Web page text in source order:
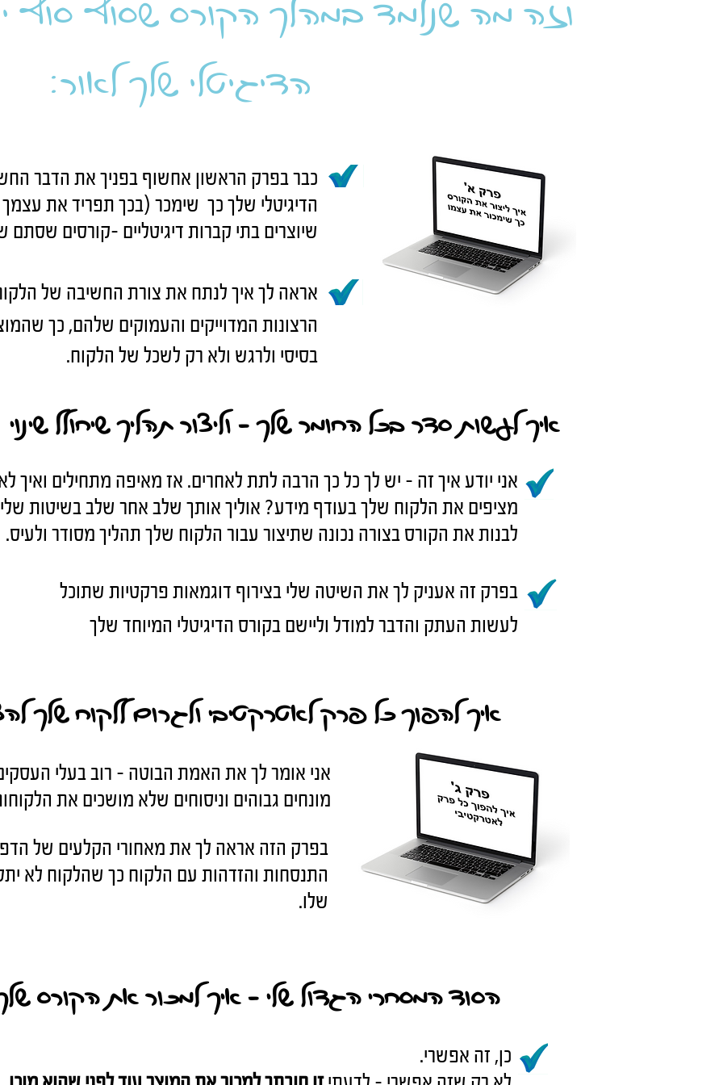
הדיגיטלי שלך לאור:
כבר בפרק הראשון אחשוף בפניך את הדבר
שיוצרים בתי קברות דיגיטליים -קורסים
אראה לך איך לנתח את צורת החשיבה של
הרצונות המדוייקים והעמוקים שלהם, כך
בסיסי ולרגש ולא רק לשכל של הלקוח.
איך לעשות סדר בכל החומר שלך - וליצור תהליך שיחולל שינוי
אני יודע איך זה - יש לך כל כך הרבה לתת לאחרים. אז מאיפה מתחילים ואיך
מציפים את הלקוח שלך בעודף מידע? אוליך אותך שלב אחר שלב בשיטות שלי
לבנות את הקורס בצורה נכונה שתיצור עבור הלקוח שלך תהליך מסודר ולעיס.
בפרק זה אעניק לך את השיטה שלי בצירוף דוגמאות פרקטיות שתוכל
לעשות העתק והדבר למודל וליישם בקורס הדיגיטלי המיוחד שלך
איך להפוך כל פרק לאטרקטיבי ולגרום ללקוח שלך
אני אומר לך את האמת הבוטה - רוב בעלי
מונחים גבוהים וניסוחים שלא מושכים את
בפרק הזה אראה לך את מאחורי הקלעים של
התנסחות והזדהות עם הלקוח כך שהלקוח לא
שלו.
הסוד המסחרי הגדול שלי - איך למכור את הקורס
כן, זה אפשרי.